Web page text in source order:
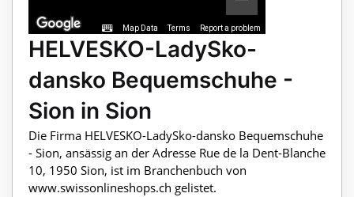
Map Data Terms Report a problem
HELVESKO-LadySko-
dansko Bequemschuhe -
Sion in Sion
Die Firma HELVESKO-LadySko-dansko Bequemschuhe
- Sion, ansässig an der Adresse Rue de la Dent-Blanche
10, 1950 Sion, ist im Branchenbuch von
www.swissonlineshops.ch gelistet.